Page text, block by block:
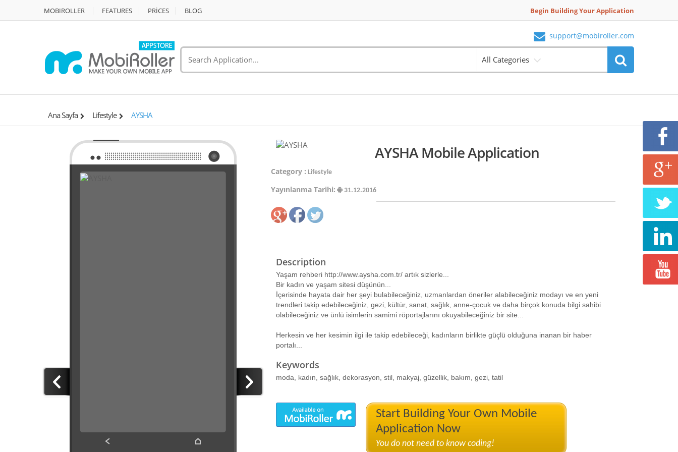
MOBIROLLER FEATURES PRİCES BLOG Begin Building Your Application
support@mobiroller.com
All Categories
Ana Sayfa Lifestyle AYSHA
AYSHA Mobile Application
Category : Lifestyle
Yayınlanma Tarihi: 31.12.2016
Description
Yaşam rehberi http://www.aysha.com.tr/ artık sizlerle...
Bir kadın ve yaşam sitesi düşünün...
İçerisinde hayata dair her şeyi bulabileceğiniz, uzmanlardan öneriler alabileceğiniz modayı ve en yeni
trendleri takip edebileceğiniz, gezi, kültür, sanat, sağlık, anne-çocuk ve daha birçok konuda bilgi sahibi
olabileceğiniz ve ünlü isimlerin samimi röportajlarını okuyabileceğiniz bir site...
Herkesin ve her kesimin ilgi ile takip edebileceği, kadınların birlikte güçlü olduğuna inanan bir haber
portalı...
Keywords
moda, kadın, sağlık, dekorasyon, stil, makyaj, güzellik, bakım, gezi, tatil
Start Building Your Own Mobile
Application Now
You do not need to know coding!